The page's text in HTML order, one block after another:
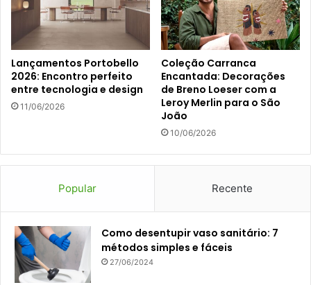
Lançamentos Portobello
2026: Encontro perfeito
entre tecnologia e design
11/06/2026
Coleção Carranca
Encantada: Decorações
de Breno Loeser com a
Leroy Merlin para o São
João
10/06/2026
Popular Recente
Como desentupir vaso sanitário: 7
métodos simples e fáceis
27/06/2024